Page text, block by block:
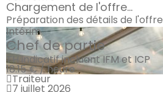
Chargement de l'offre...
Préparation des détails de l'offre
Intérim
Chef de partie
TH indicatif incluant IFM et ICP
18.15 € / heure
Traiteur
7 juillet 2026